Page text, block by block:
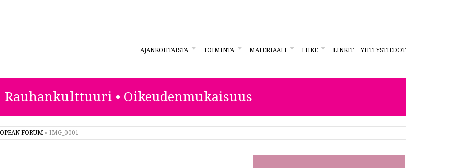
AJANKOHTAISTA TOIMINTA MATERIAALI LIIKE LINKIT YHTEYSTIEDOT
Rauhankulttuuri • Oikeudenmukaisuus
FORUM » IMG_0001